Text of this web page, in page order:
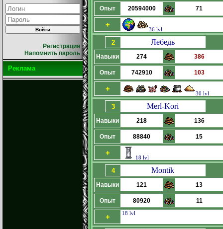
Регистрация
Напомнить пароль
Реклама
Опыт 20594000 71
+
36 lvl
2 Лебедь
Навыки 274 386
Опыт 742910 103
+
30 lvl
3 Merl-Kori
Навыки 218 136
Опыт 88840 15
+
18 lvl
4 Montik
Навыки 121 13
Опыт 80920 11
+ 18 lvl